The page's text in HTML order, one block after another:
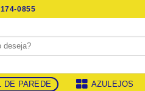
0855
DE PAREDE AZULEJOS